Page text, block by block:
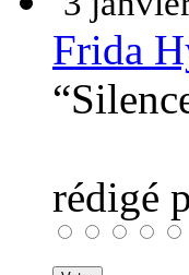
Frida
rédigé